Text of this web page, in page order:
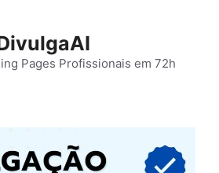
Pages Profissionais em 72h